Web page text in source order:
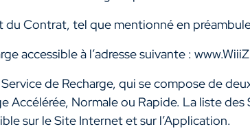
du Contrat, tel que mentionné en
accessible à l’adresse suivante :
de Recharge, qui se compose de
Normale ou Rapide. La liste des
sur le Site Internet et sur l’Application.